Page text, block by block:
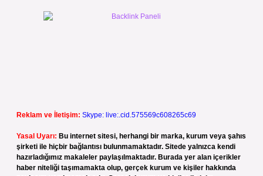
Reklam ve İletişim: Skype: live:.cid.575569c608265c69
Yasal Uyarı: Bu internet sitesi, herhangi bir marka, kurum veya şahıs
şirketi ile hiçbir bağlantısı bulunmamaktadır. Sitede yalnızca kendi
hazırladığımız makaleler paylaşılmaktadır. Burada yer alan içerikler
haber niteliği taşımamakta olup, gerçek kurum ve kişiler hakkında